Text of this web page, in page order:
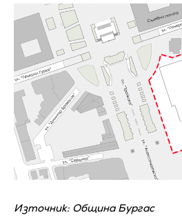
Източник: Община Бургас